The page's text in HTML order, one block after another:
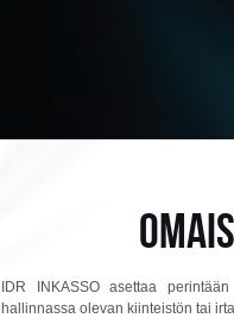
IDR INKASSO asettaa
hallinnassa olevan kiinteistön tai